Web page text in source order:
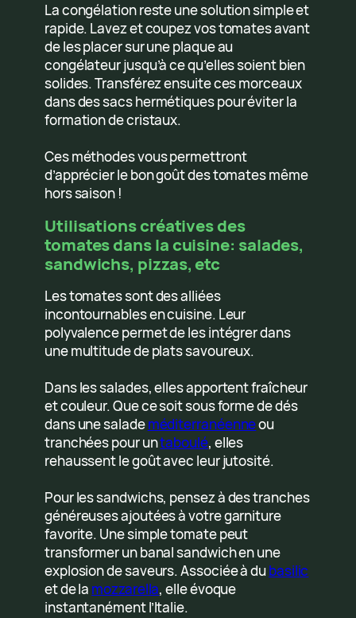
La congélation reste une solution simple et
rapide. Lavez et coupez vos tomates avant
de les placer sur une plaque au
congélateur jusqu’à ce qu’elles soient bien
solides. Transférez ensuite ces morceaux
dans des sacs hermétiques pour éviter la
formation de cristaux.
Ces méthodes vous permettront
d’apprécier le bon goût des tomates même
hors saison !
Utilisations créatives des
tomates dans la cuisine: salades,
sandwichs, pizzas, etc
Les tomates sont des alliées
incontournables en cuisine. Leur
polyvalence permet de les intégrer dans
une multitude de plats savoureux.
Dans les salades, elles apportent fraîcheur
et couleur. Que ce soit sous forme de dés
dans une salademéditerranéenneou
tranchées pour untaboulé, elles
rehaussent le goût avec leur jutosité.
Pour les sandwichs, pensez à des tranches
généreuses ajoutées à votre garniture
favorite. Une simple tomate peut
transformer un banal sandwich en une
explosion de saveurs. Associée à dubasilic
et de la mozzarella, elle évoque
instantanément l’Italie.